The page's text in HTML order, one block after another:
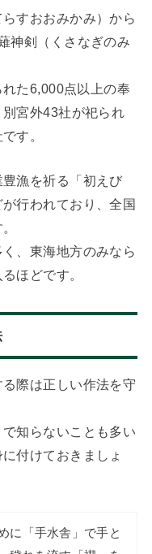
すおおみかみ）から
神剣（くさなぎのみ
た6,000点以上の奉
宮外43社が祀られ
す。
漁を祈る「初えび
行われており、全国
、東海地方のみなら
ほどです。
際は正しい作法を守
知らないことも多い
付けておきましょ
に「手水舎」で手と